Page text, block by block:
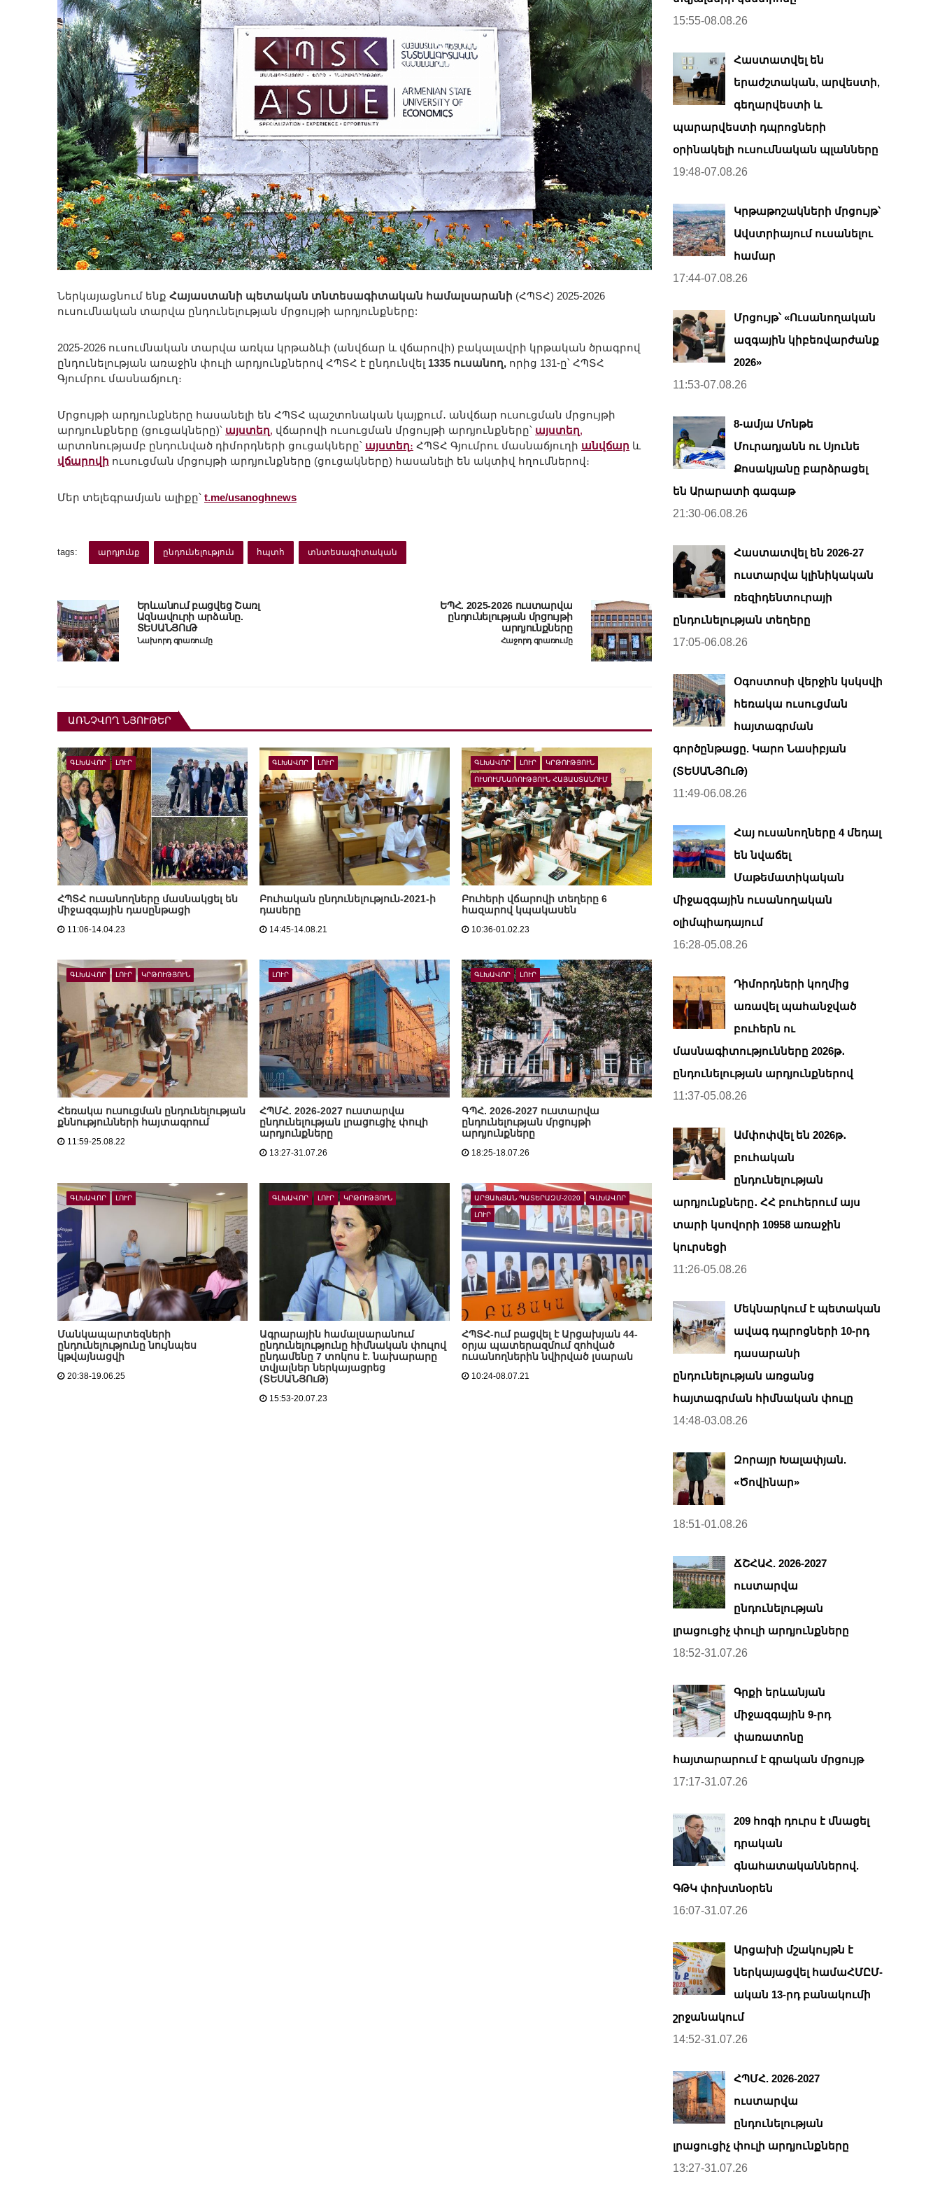
Ներկայացնում ենք Հայաստանի պետական տնտեսագիտական համալսարանի (ՀՊՏՀ) 2025-2026
ուսումնական տարվա ընդունելության մրցույթի արդյունքները:
2025-2026 ուսումնական տարվա առկա կրթաձևի (անվճար և վճարովի) բակալավրի կրթական ծրագրով
ընդունելության առաջին փուլի արդյունքներով ՀՊՏՀ է ընդունվել 1335 ուսանող, որից 131-ը՝ ՀՊՏՀ
Գյումրու մասնաճյուղ։
Մրցույթի արդյունքները հասանելի են ՀՊՏՀ պաշտոնական կայքում․ անվճար ուսուցման մրցույթի
արդյունքները (ցուցակները)՝ այստեղ, վճարովի ուսուցման մրցույթի արդյունքները՝ այստեղ,
արտոնությամբ ընդունված դիմորդների ցուցակները՝ այստեղ։ ՀՊՏՀ Գյումրու մասնաճյուղի անվճար և
վճարովի ուսուցման մրցույթի արդյունքները (ցուցակները) հասանելի են ակտիվ հղումներով։
Մեր տելեգրամյան ալիքը՝ t.me/usanoghnews
tags: արդյունք ընդունելություն հպտհ տնտեսագիտական
Երևանում բացվեց Շառլ
Ազնավուրի արձանը.
ՏԵՍԱՆՅՈւԹ
Նախորդ գրառումը
ԵՊՀ. 2025-2026 ուստարվա
ընդունելության մրցույթի
արդյունքները
Հաջորդ գրառումը
ԱՌՆՉՎՈՂ ՆՅՈՒԹԵՐ
ԳԼԽԱՎՈՐ ԼՈՒՐ
ՀՊՏՀ ուսանողները մասնակցել են
միջազգային դասընթացի
11:06-14.04.23
ԳԼԽԱՎՈՐ ԼՈՒՐ
Բուհական ընդունելություն-2021-ի
դասերը
14:45-14.08.21
ԳԼԽԱՎՈՐ ԼՈՒՐ ԿՐԹՈՒԹՅՈՒՆ
ՈՒՍՈՒՄՆԱՌՈՒԹՅՈՒՆ ՀԱՅԱՍՏԱՆՈՒՄ
Բուհերի վճարովի տեղերը 6
հազարով կպակասեն
10:36-01.02.23
ԳԼԽԱՎՈՐ ԼՈՒՐ ԿՐԹՈՒԹՅՈՒՆ
Հեռակա ուսուցման ընդունելության
քննությունների հայտագրում
11:59-25.08.22
ԼՈՒՐ
ՀՊՄՀ. 2026-2027 ուստարվա
ընդունելության լրացուցիչ փուլի
արդյունքները
13:27-31.07.26
ԳԼԽԱՎՈՐ ԼՈՒՐ
ԳՊՀ. 2026-2027 ուստարվա
ընդունելության մրցույթի
արդյունքները
18:25-18.07.26
ԳԼԽԱՎՈՐ ԼՈՒՐ
Մանկապարտեզների
ընդունելությունը նույնպես
կթվայնացվի
20:38-19.06.25
ԳԼԽԱՎՈՐ ԼՈՒՐ ԿՐԹՈՒԹՅՈՒՆ
Ագրարային համալսարանում
ընդունելությունը հիմնական փուլով
ընդամենը 7 տոկոս է. նախարարը
տվյալներ ներկայացրեց
(ՏԵՍԱՆՅՈւԹ)
15:53-20.07.23
ԱՐՑԱԽՅԱՆ ՊԱՏԵՐԱԶՄ-2020 ԳԼԽԱՎՈՐ
ԼՈՒՐ
ՀՊՏՀ-ում բացվել է Արցախյան 44-
օրյա պատերազմում զոհված
ուսանողներին նվիրված լսարան
10:24-08.07.21
15:55-08.08.26
Հաստատվել են
երաժշտական, արվեստի,
գեղարվեստի և
պարարվեստի դպրոցների
օրինակելի ուսումնական պլանները
19:48-07.08.26
Կրթաթոշակների մրցույթ՝
Ավստրիայում ուսանելու
համար
17:44-07.08.26
Մրցույթ՝ «Ուսանողական
ազգային կիբեռվարժանք
2026»
11:53-07.08.26
8-ամյա Մոնթե
Մուրադյանն ու Սյունե
Քոսակյանը բարձրացել
են Արարատի գագաթ
21:30-06.08.26
Հաստատվել են 2026-27
ուստարվա կլինիկական
ռեզիդենտուրայի
ընդունելության տեղերը
17:05-06.08.26
Օգոստոսի վերջին կսկսվի
հեռակա ուսուցման
հայտագրման
գործընթացը. Կարո Նասիբյան
(ՏԵՍԱՆՅՈւԹ)
11:49-06.08.26
Հայ ուսանողները 4 մեդալ
են նվաճել
Մաթեմատիկական
միջազգային ուսանողական
օլիմպիադայում
16:28-05.08.26
Դիմորդների կողմից
առավել պահանջված
բուհերն ու
մասնագիտությունները 2026թ․
ընդունելության արդյունքներով
11:37-05.08.26
Ամփոփվել են 2026թ․
բուհական
ընդունելության
արդյունքները․ ՀՀ բուհերում այս
տարի կսովորի 10958 առաջին
կուրսեցի
11:26-05.08.26
Մեկնարկում է պետական
ավագ դպրոցների 10-րդ
դասարանի
ընդունելության առցանց
հայտագրման հիմնական փուլը
14:48-03.08.26
Զորայր Խալափյան.
«Ծովինար»
18:51-01.08.26
ՃՇՀԱՀ. 2026-2027
ուստարվա
ընդունելության
լրացուցիչ փուլի արդյունքները
18:52-31.07.26
Գրքի երևանյան
միջազգային 9-րդ
փառատոնը
հայտարարում է գրական մրցույթ
17:17-31.07.26
209 հոգի դուրս է մնացել
դրական
գնահատականներով.
ԳԹԿ փոխտնօրեն
16:07-31.07.26
Արցախի մշակույթն է
ներկայացվել համաՀՄԸՄ-
ական 13-րդ բանակումի
շրջանակում
14:52-31.07.26
ՀՊՄՀ. 2026-2027
ուստարվա
ընդունելության
լրացուցիչ փուլի արդյունքները
13:27-31.07.26